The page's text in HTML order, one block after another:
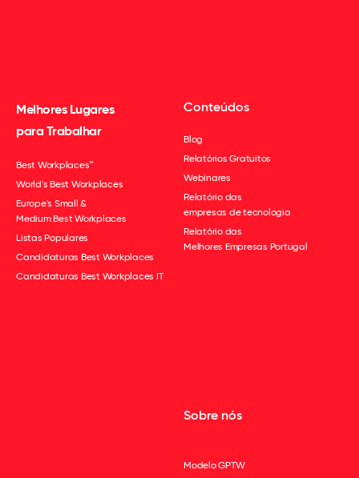
Melhores Lugares
para Trabalhar
Best Workplaces™
World's Best Workplaces
Europe's Small &
Medium Best Workplaces
Listas Populares
Candidaturas Best Workplaces
Candidaturas Best Workplaces IT
Conteúdos
Blog
Relatórios Gratuitos
Webinares
Relatório das
empresas de tecnologia
Relatório das
Melhores Empresas Portugal
Sobre nós
Modelo GPTW